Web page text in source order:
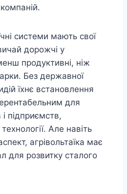
системи мають свої
дорожчі у
продуктивні, ніж
Без державної
їхнє встановлення
для
підприємств,
Але навіть
агрівольтаїка має
для розвитку сталого